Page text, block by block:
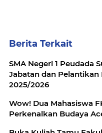
Berita Terkait
SMA Negeri 1 Peudada
Jabatan dan Pelantikan
2025/2026
Wow! Dua Mahasiswa
Perkenalkan Budaya